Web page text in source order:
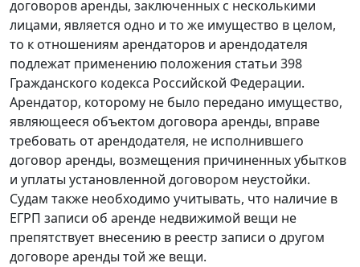
договоров аренды, заключенных с несколькими
лицами, является одно и то же имущество в целом,
то к отношениям арендаторов и арендодателя
подлежат применению положения статьи 398
Гражданского кодекса Российской Федерации.
Арендатор, которому не было передано имущество,
являющееся объектом договора аренды, вправе
требовать от арендодателя, не исполнившего
договор аренды, возмещения причиненных убытков
и уплаты установленной договором неустойки.
Судам также необходимо учитывать, что наличие в
ЕГРП записи об аренде недвижимой вещи не
препятствует внесению в реестр записи о другом
договоре аренды той же вещи.